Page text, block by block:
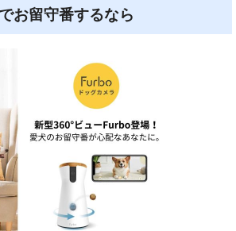
お留守番するなら